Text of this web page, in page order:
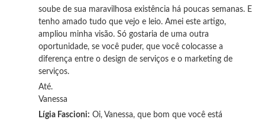
soube de sua maravilhosa existência há poucas semanas. E
tenho amado tudo que vejo e leio. Amei este artigo,
ampliou minha visão. Só gostaria de uma outra
oportunidade, se você puder, que você colocasse a
diferença entre o design de serviços e o marketing de
serviços.
Até.
Vanessa
Lígia Fascioni: Oi, Vanessa, que bom que você está